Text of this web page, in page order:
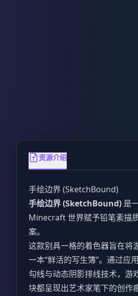
资源介绍
手绘边界 (SketchBound)
手绘边界 (SketchBound) 是
Minecraft 世界赋予铅笔素描
案。
这款别具一格的着色器旨在将
一本“鲜活的写生簿”。通过应
勾线与动态阴影排线技术，游
块都呈现出艺术家笔下的创作